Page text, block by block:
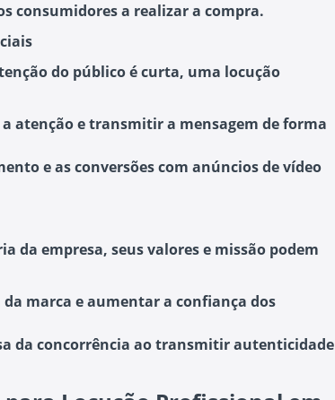
consumidoresa realizar a compra.
do público é curta, uma locução
atençãoe transmitir a mensagem de forma
e as conversõescom anúncios de vídeo
da empresa, seus valores e missão podem
marca e aumentar a confiança dos
da concorrência ao transmitir autenticidade